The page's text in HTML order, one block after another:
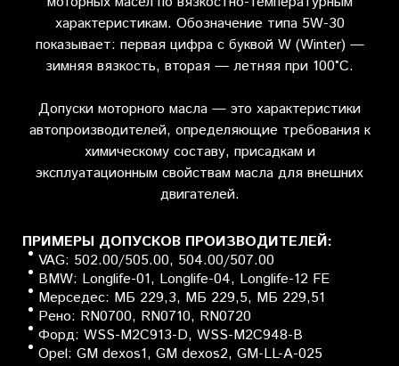
характеристикам. Обозначение типа 5W-30
показывает: первая цифра с буквой W (Winter) —
зимняя вязкость, вторая — летняя при 100°C.
Допуски моторного масла — это характеристики
автопроизводителей, определяющие требования к
химическому составу, присадкам и
эксплуатационным свойствам масла для внешних
двигателей.
ПРИМЕРЫ ДОПУСКОВ ПРОИЗВОДИТЕЛЕЙ:
VAG: 502.00/505.00, 504.00/507.00
BMW: Longlife-01, Longlife-04, Longlife-12 FE
Мерседес: МБ 229,3, МБ 229,5, МБ 229,51
Рено: RN0700, RN0710, RN0720
Форд: WSS-M2C913-D, WSS-M2C948-B
Opel: GM dexos1, GM dexos2, GM-LL-A-025